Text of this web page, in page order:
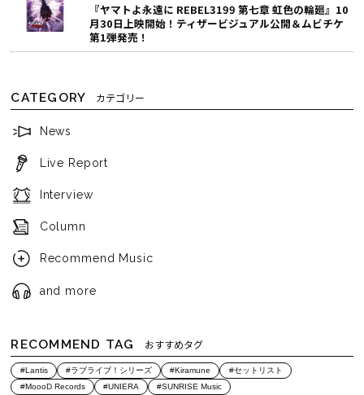
『ヤマトよ永遠に REBEL3199 第七章 虹色の輪廻』10
月30日上映開始！ティザービジュアル公開＆ムビチケ
第1弾発売！
CATEGORY カテゴリー
News
Live Report
Interview
Column
Recommend Music
and more
RECOMMEND TAG おすすめタグ
#Lantis #ラブライブ！シリーズ #Kiramune
#セットリスト
#MoooD Records
#UNIERA
#SUNRISE Music